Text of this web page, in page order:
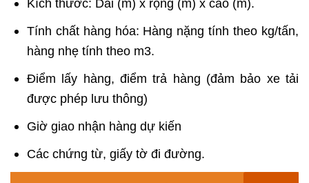
Kích thước: Dài (m) x rộng (m) x cao (m).
Tính chất hàng hóa: Hàng nặng tính theo kg/tấn,
hàng nhẹ tính theo m3.
Điểm lấy hàng, điểm trả hàng (đảm bảo xe tải
được phép lưu thông)
Giờ giao nhận hàng dự kiến
Các chứng từ, giấy tờ đi đường​.